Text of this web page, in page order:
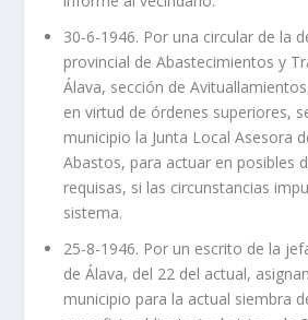
30-6-1946. Por una circular de la
provincial de Abastecimientos y
Álava, sección de
en virtud de órdenes superiores,
municipio la Junta Local Asesora
Abastos, para actuar en posibles
requisas, si las circunstancias
sistema.
25-8-1946. Por un escrito de la
de Álava, del 22 del actual,
municipio para la actual siembra